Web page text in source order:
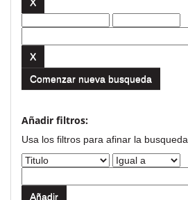
Comenzar nueva busqueda
Añadir filtros:
Usa los filtros para afinar la busqueda.